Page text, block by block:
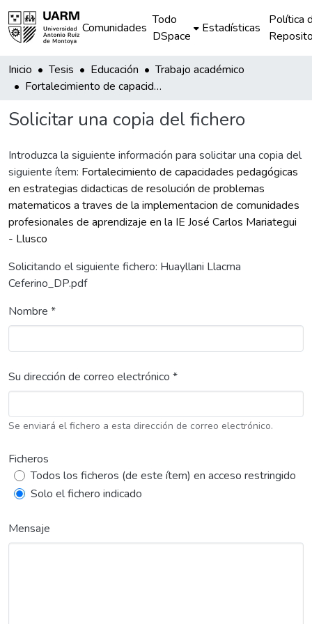
Comunidades
Todo
DSpace
Estadísticas
Política
Inicio Tesis Educación
Trabajo académico
Fortalecimiento de capacidades pedagógicas en estrategias didacticas de resolución de problemas matematicos a traves de la implementacion de comunidades profesionales de aprendizaje en la IE José Carlos Mariategui - Llusco
Solicitar una copia del fichero
Introduzca la siguiente información para solicitar una copia del
siguiente ítem: Fortalecimiento de capacidades pedagógicas
en estrategias didacticas de resolución de problemas
matematicos a traves de la implementacion de comunidades
profesionales de aprendizaje en la IE José Carlos Mariategui
- Llusco
Solicitando el siguiente fichero: Huayllani Llacma
Ceferino_DP.pdf
Nombre *
Su dirección de correo electrónico *
Se enviará el fichero a esta dirección de correo electrónico.
Ficheros
Todos los ficheros (de este ítem) en acceso restringido
Solo el fichero indicado
Mensaje